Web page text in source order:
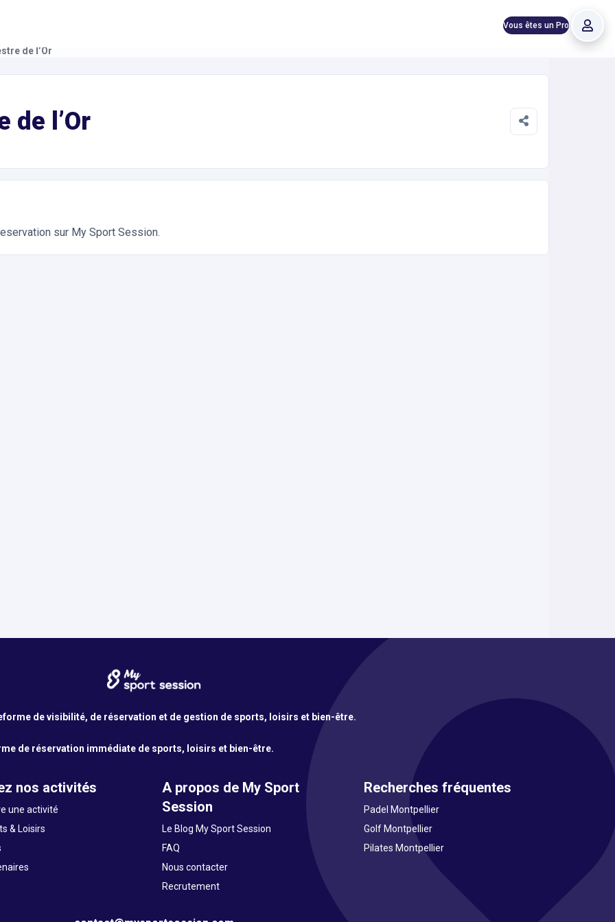
Vous êtes un Pro
de l’Or
de l’Or
sur My Sport Session.
de visibilité, de réservation et de gestion de sports, loisirs et bien-être.
de réservation immédiate de sports, loisirs et bien-être.
nos activités
une activité
& Loisirs
A propos de My Sport
Session
Le Blog My Sport Session
FAQ
Nous contacter
Recrutement
Recherches fréquentes
Padel Montpellier
Golf Montpellier
Pilates Montpellier